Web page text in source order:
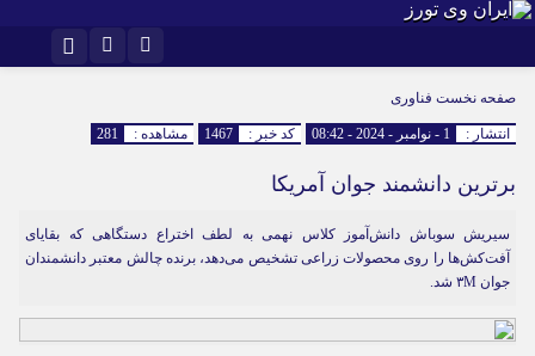
اینستاگرام
صفحه نخست فناوری
انتشار : 1 - نوامبر - 2024 - 08:42 کد خبر : 1467 مشاهده : 281
برترین دانشمند جوان آمریکا
سیریش سوباش دانش‌آموز کلاس نهمی به لطف اختراع دستگاهی که بقایای
آفت‌کش‌ها را روی محصولات زراعی تشخیص می‌دهد، برنده چالش معتبر دانشمندان
جوان ۳M شد.